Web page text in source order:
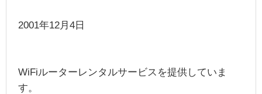
2001年12月4日
WiFiルーターレンタルサービスを提供していま
す。